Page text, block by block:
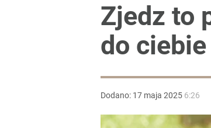
Zjedz to
do
Dodano: 17 maja 2025 6:26